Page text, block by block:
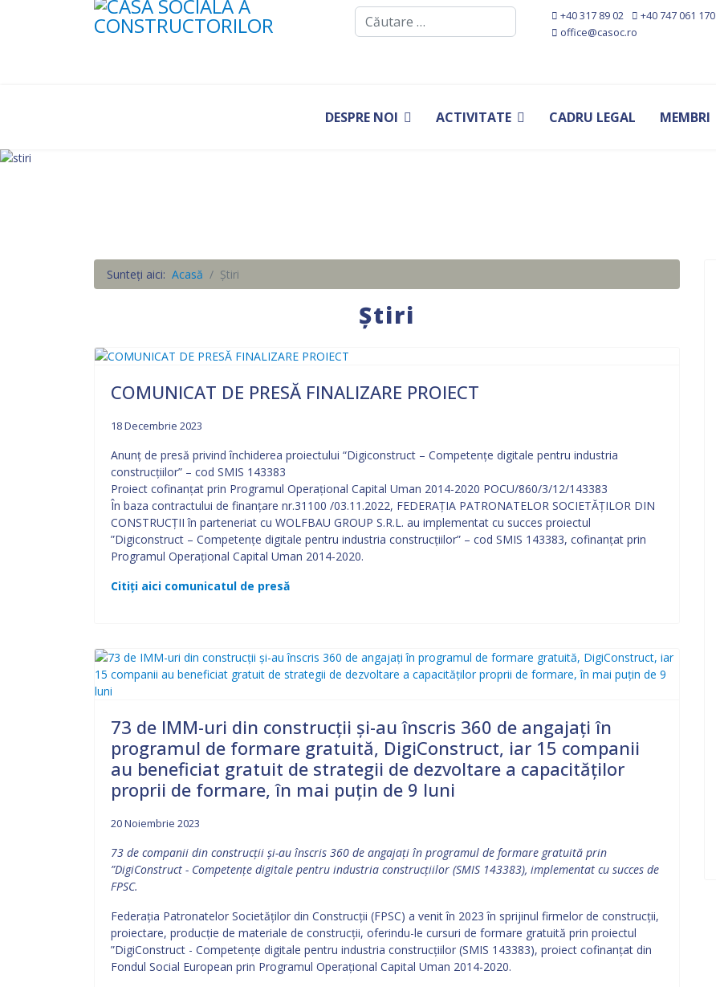
Cautare +40 317 89 02
+40 747 061 170
office@casoc.ro
DESPRE NOI ACTIVITATE CADRU LEGAL MEMBRI
Sunteți aici: Acasă Știri
Știri
COMUNICAT DE PRESĂ FINALIZARE PROIECT
18 Decembrie 2023
Anunţ de presă privind închiderea proiectului “Digiconstruct – Competențe digitale pentru industria
construcțiilor” – cod SMIS 143383
Proiect cofinanţat prin Programul Operaţional Capital Uman 2014-2020 POCU/860/3/12/143383
În baza contractului de finanțare nr.31100 /03.11.2022, FEDERAȚIA PATRONATELOR SOCIETĂȚILOR DIN
CONSTRUCȚII în parteneriat cu WOLFBAU GROUP S.R.L. au implementat cu succes proiectul
”Digiconstruct – Competențe digitale pentru industria construcțiilor” – cod SMIS 143383, cofinanțat prin
Programul Operațional Capital Uman 2014-2020.
Citiți aici comunicatul de presă
73 de IMM-uri din construcții și-au înscris 360 de angajați în
programul de formare gratuită, DigiConstruct, iar 15 companii
au beneficiat gratuit de strategii de dezvoltare a capacităților
proprii de formare, în mai puțin de 9 luni
20 Noiembrie 2023
73 de companii din construcții și-au înscris 360 de angajați în programul de formare gratuită prin
”DigiConstruct - Competențe digitale pentru industria construcțiilor (SMIS 143383), implementat cu succes de
FPSC.
Federația Patronatelor Societăților din Construcții (FPSC) a venit în 2023 în sprijinul firmelor de construcții,
proiectare, producție de materiale de construcții, oferindu-le cursuri de formare gratuită prin proiectul
”DigiConstruct - Competențe digitale pentru industria construcțiilor (SMIS 143383), proiect cofinanţat din
Fondul Social European prin Programul Operaţional Capital Uman 2014-2020.